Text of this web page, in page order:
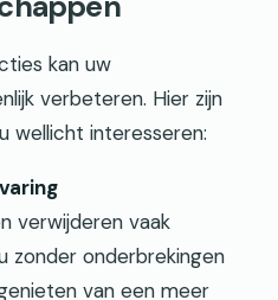
kan uw
verbeteren. Hier zijn
wellicht interesseren:
verwijderen vaak
zonder onderbrekingen
van een meer